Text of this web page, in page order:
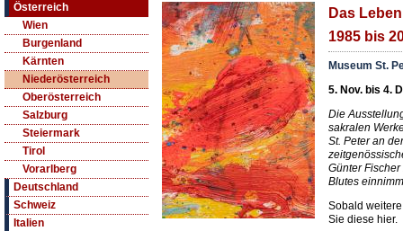
Österreich
Wien
Burgenland
Kärnten
Niederösterreich
Oberösterreich
Salzburg
Steiermark
Tirol
Vorarlberg
Deutschland
Schweiz
Italien
Das
1985 bis
Museum St.
5. Nov. bis 4.
Die
sakralen
St. Peter an
Günter
Blutes
Sobald
Sie diese hier.